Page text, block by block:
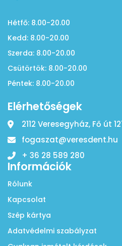
Hétfő: 8.00-20.00
Kedd: 8.00-20.00
Szerda: 8.00-20.00
Csütörtök: 8.00-20.00
Péntek: 8.00-20.00
Elérhetőségek
2112 Veresegyház, Fő út
fogaszat@veresdent.hu
+ 36 28 589 280
Információk
Rólunk
Kapcsolat
Szép kártya
Adatvédelmi szabályzat